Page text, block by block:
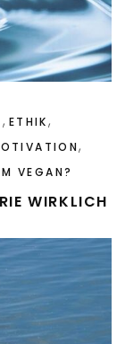
, ETHIK,
,
VEGAN?
WIRKLICH